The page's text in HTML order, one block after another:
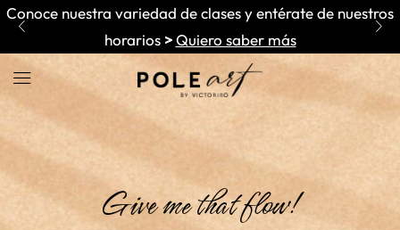
Conoce nuestra variedad de clases y entérate de nuestros
horarios> Quiero saber más
Give me that flow!